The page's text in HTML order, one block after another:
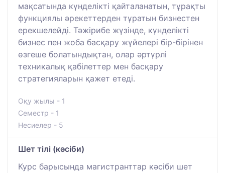
мақсатында күнделікті қайталанатын, тұрақты
функциялы әрекеттерден тұратын бизнестен
ерекшелейді. Тәжірибе жүзінде, күнделікті
бизнес пен жоба басқару жүйелері бір-бірінен
өзгеше болатындықтан, олар әртүрлі
техникалық қабілеттер мен басқару
стратегияларын қажет етеді.
Оқу жылы - 1
Семестр - 1
Несиелер - 5
Шет тілі (кәсіби)
Курс барысында магистранттар кәсіби шет